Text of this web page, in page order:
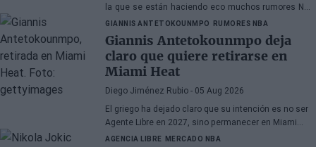
la que se están haciendo eco muchos rumores NBA
sobre Watson.
GIANNIS ANTETOKOUNMPO RUMORES NBA
Giannis Antetokounmpo deja
claro que quiere retirarse en
Miami Heat
Diego Jiménez Rubio - 05 Aug 2026
El griego ha dejado claro que su intención es no ser
Agente Libre en 2027, sino permanecer en Miami
Heat hasta el final de sus días en la NBA.
AGENCIA LIBRE MERCADO NBA